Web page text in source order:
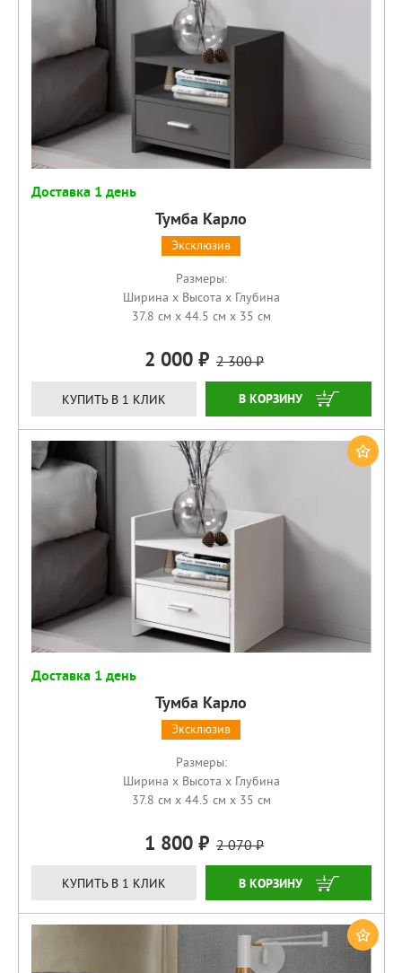
Доставка 1 день
Тумба Карло
Эксклюзив
Размеры:
Ширина x Высота x Глубина
37.8 см x 44.5 см x 35 см
2 000 2 300
КУПИТЬ В 1 КЛИК КУПИТЬ
Доставка 1 день
Тумба Карло
Эксклюзив
Размеры:
Ширина x Высота x Глубина
37.8 см x 44.5 см x 35 см
1 800 2 070
КУПИТЬ В 1 КЛИК КУПИТЬ